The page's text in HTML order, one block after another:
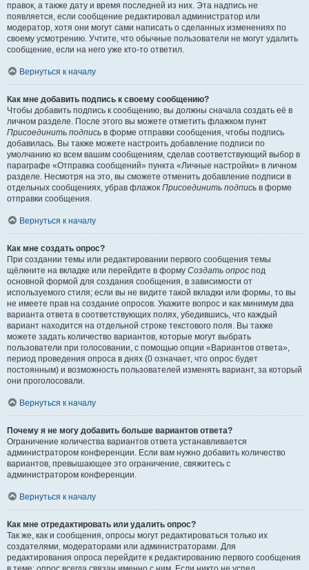
правок, а также дату и время последней из них. Эта надпись не
появляется, если сообщение редактировал администратор или
модератор, хотя они могут сами написать о сделанных изменениях по
своему усмотрению. Учтите, что обычные пользователи не могут удалить
сообщение, если на него уже кто-то ответил.
Вернуться к началу
Как мне добавить подпись к своему сообщению?
Чтобы добавить подпись к сообщению, вы должны сначала создать её в
личном разделе. После этого вы можете отметить флажком пункт
Присоединить подпись в форме отправки сообщения, чтобы подпись
добавилась. Вы также можете настроить добавление подписи по
умолчанию ко всем вашим сообщениям, сделав соответствующий выбор в
параграфе «Отправка сообщений» пункта «Личные настройки» в личном
разделе. Несмотря на это, вы сможете отменить добавление подписи в
отдельных сообщениях, убрав флажок Присоединить подпись в форме
отправки сообщения.
Вернуться к началу
Как мне создать опрос?
При создании темы или редактировании первого сообщения темы
щёлкните на вкладке или перейдите в форму Создать опрос под
основной формой для создания сообщения, в зависимости от
используемого стиля; если вы не видите такой вкладки или формы, то вы
не имеете прав на создание опросов. Укажите вопрос и как минимум два
варианта ответа в соответствующих полях, убедившись, что каждый
вариант находится на отдельной строке текстового поля. Вы также
можете задать количество вариантов, которые могут выбрать
пользователи при голосовании, с помощью опции «Вариантов ответа»,
период проведения опроса в днях (0 означает, что опрос будет
постоянным) и возможность пользователей изменять вариант, за который
они проголосовали.
Вернуться к началу
Почему я не могу добавить больше вариантов ответа?
Ограничение количества вариантов ответа устанавливается
администратором конференции. Если вам нужно добавить количество
вариантов, превышающее это ограничение, свяжитесь с
администратором конференции.
Вернуться к началу
Как мне отредактировать или удалить опрос?
Так же, как и сообщения, опросы могут редактироваться только их
создателями, модераторами или администраторами. Для
редактирования опроса перейдите к редактированию первого сообщения